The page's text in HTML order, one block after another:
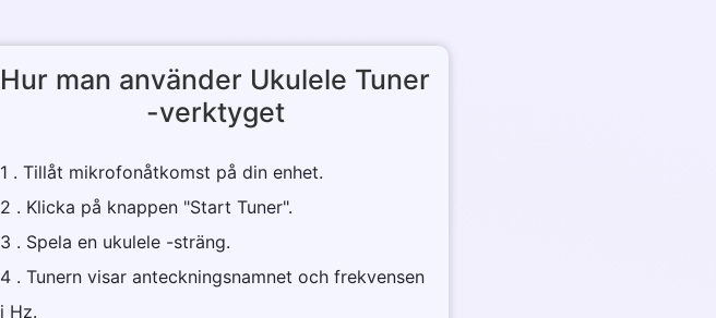
Copy Link
Hur man använder Ukulele Tuner
-verktyget
1 . Tillåt mikrofonåtkomst på din enhet.
2 . Klicka på knappen "Start Tuner".
3 . Spela en ukulele -sträng.
4 . Tunern visar anteckningsnamnet och frekvensen
i Hz.